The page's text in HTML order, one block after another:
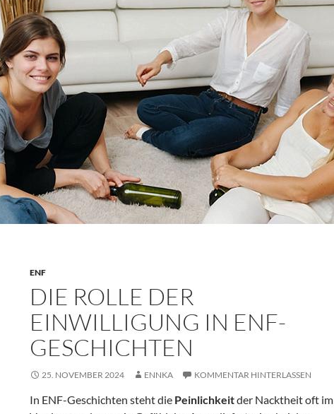
ENF
DIE ROLLE DER
EINWILLIGUNG IN ENF-
GESCHICHTEN
25. NOVEMBER 2024 ENNKA KOMMENTAR HINTERLASSEN
In ENF-Geschichten steht die Peinlichkeitder Nacktheit oft im